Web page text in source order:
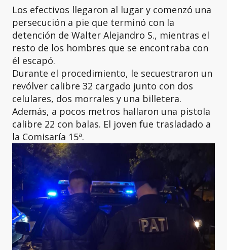
Los efectivos llegaron al lugar y comenzó una
persecución a pie que terminó con la
detención de Walter Alejandro S., mientras el
resto de los hombres que se encontraba con
él escapó.
Durante el procedimiento, le secuestraron un
revólver calibre 32 cargado junto con dos
celulares, dos morrales y una billetera.
Además, a pocos metros hallaron una pistola
calibre 22 con balas. El joven fue trasladado a
la Comisaría 15ª.